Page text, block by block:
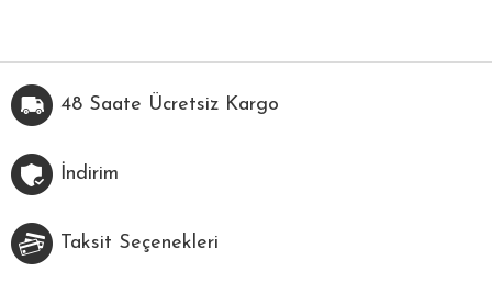
48 Saate Ücretsiz Kargo
İndirim
Taksit Seçenekleri